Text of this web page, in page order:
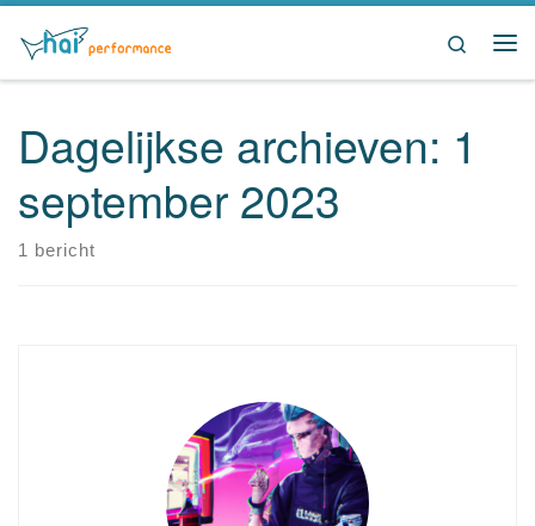
Ga naar inhoud
Search
Dagelijkse archieven: 1
september 2023
1 bericht